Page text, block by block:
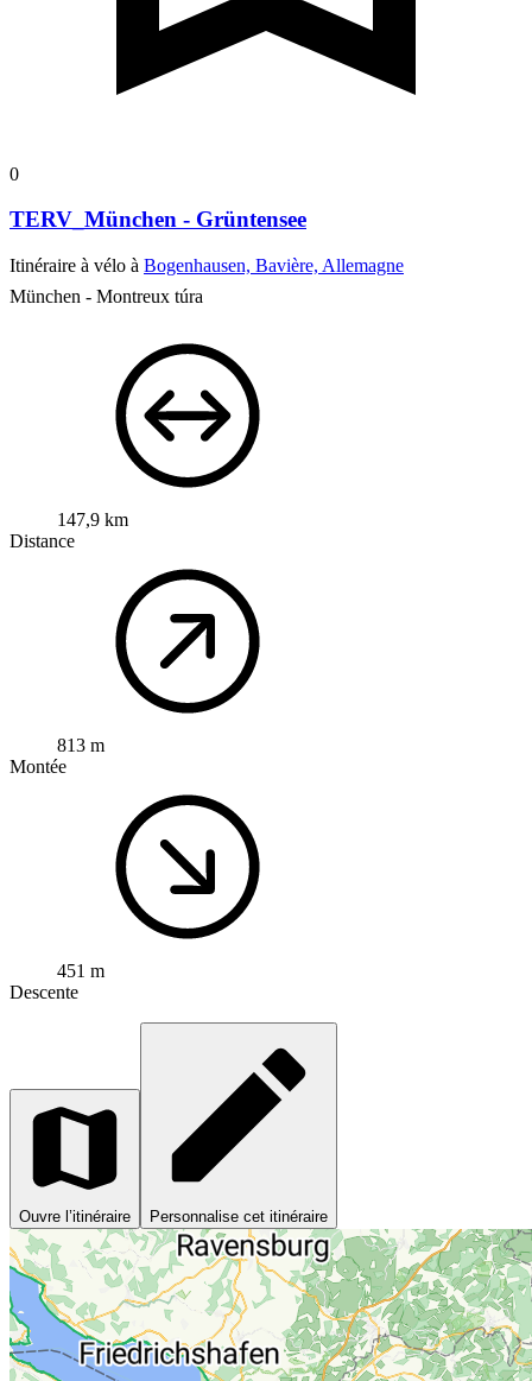
0
TERV_München - Grüntensee
Itinéraire à vélo à Bogenhausen, Bavière, Allemagne
München - Montreux túra
147,9 km
Distance
813 m
Montée
451 m
Descente
Ouvre l’itinéraire Personnalise cet itinéraire